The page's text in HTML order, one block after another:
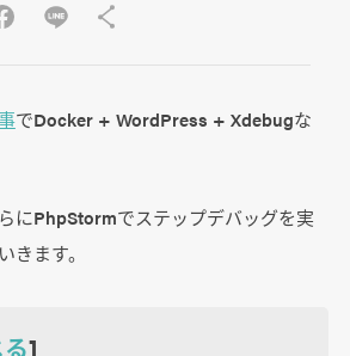
でDocker + WordPress + Xdebugな
にPhpStormでステップデバッグを実
きます。
]